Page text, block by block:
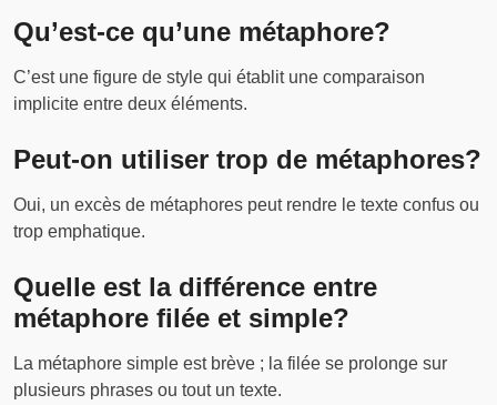
Qu’est-ce qu’une métaphore?
C’est une figure de style qui établit une comparaison
implicite entre deux éléments.
Peut-on utiliser trop de métaphores?
Oui, un excès de métaphores peut rendre le texte confus ou
trop emphatique.
Quelle est la différence entre
métaphore filée et simple?
La métaphore simple est brève ; la filée se prolonge sur
plusieurs phrases ou tout un texte.